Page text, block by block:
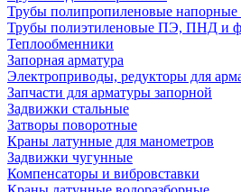
Трубы полипропиленовые напорные
Трубы полиэтиленовые ПЭ, ПНД и
Теплообменники
Запорная арматура
Электроприводы, редукторы для
Запчасти для арматуры запорной
Задвижки стальные
Затворы поворотные
Краны латунные для манометров
Задвижки чугунные
Компенсаторы и вибровставки